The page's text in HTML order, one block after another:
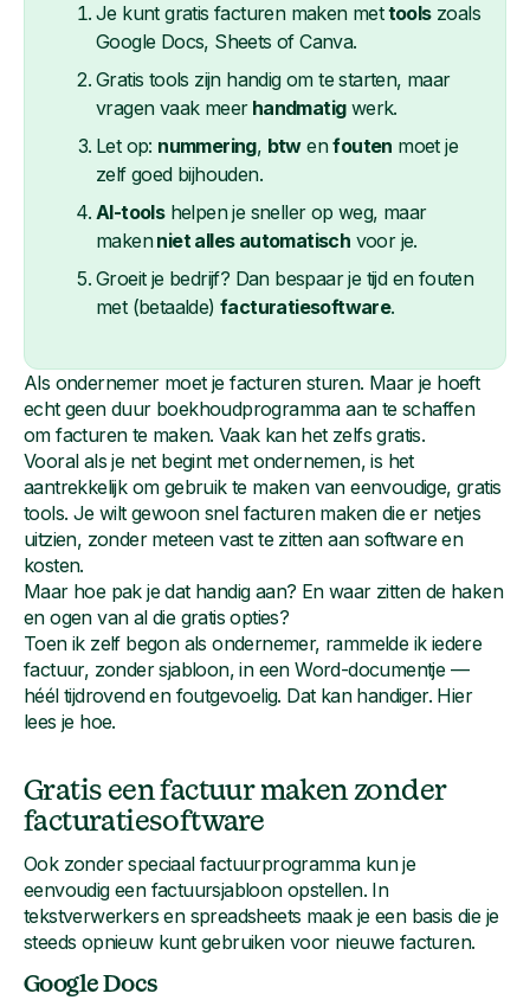
Je kunt gratis facturen maken mettoolszoals
Google Docs, Sheets of Canva.
Gratis tools zijn handig om te starten, maar
vragen vaak meerhandmatigwerk.
Let op: nummering, btwenfouten moet je
zelf goed bijhouden.
AI-toolshelpen je sneller op weg, maar
makenniet alles automatisch voor je.
Groeit je bedrijf? Dan bespaar je tijd en fouten
met (betaalde)facturatiesoftware.
Als ondernemer moet je facturen sturen. Maar je hoeft
echt geen duur boekhoudprogramma aan te schaffen
om facturen te maken. Vaak kan het zelfs gratis.
Vooral als je net begint met ondernemen, is het
aantrekkelijk om gebruik te maken van eenvoudige, gratis
tools. Je wilt gewoon snel facturen maken die er netjes
uitzien, zonder meteen vast te zitten aan software en
kosten.
Maar hoe pak je dat handig aan? En waar zitten de haken
en ogen van al die gratis opties?
Toen ik zelf begon als ondernemer, rammelde ik iedere
factuur, zonder sjabloon, in een Word-documentje —
héél tijdrovend en foutgevoelig. Dat kan handiger. Hier
lees je hoe.
Gratis een factuur maken zonder
facturatiesoftware
Ook zonder speciaal factuurprogramma kun je
eenvoudig een factuursjabloon opstellen. In
tekstverwerkers en spreadsheets maak je een basis die je
steeds opnieuw kunt gebruiken voor nieuwe facturen.
Google Docs